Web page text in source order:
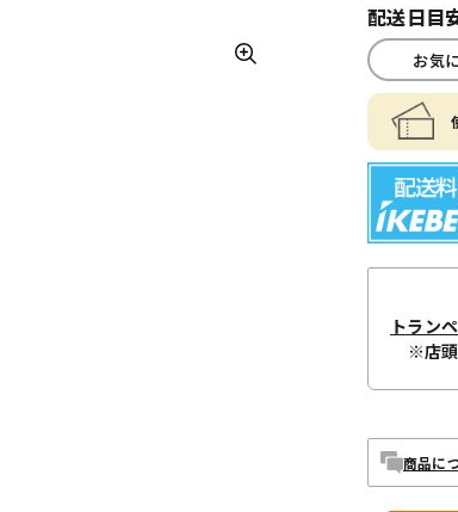
配送日目
お気
トラン
※店頭
商品に